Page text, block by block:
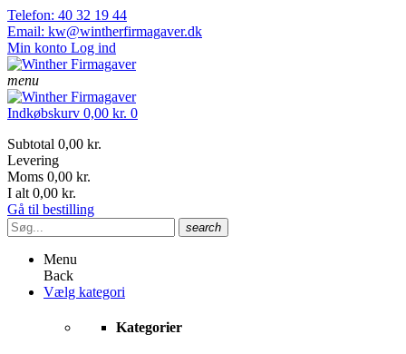
Telefon: 40 32 19 44
Email: kw@wintherfirmagaver.dk
Min konto Log ind
menu
Indkøbskurv 0,00 kr. 0
Subtotal 0,00 kr.
Levering
Moms 0,00 kr.
I alt 0,00 kr.
Gå til bestilling
search
Menu
Back
Vælg kategori
Kategorier